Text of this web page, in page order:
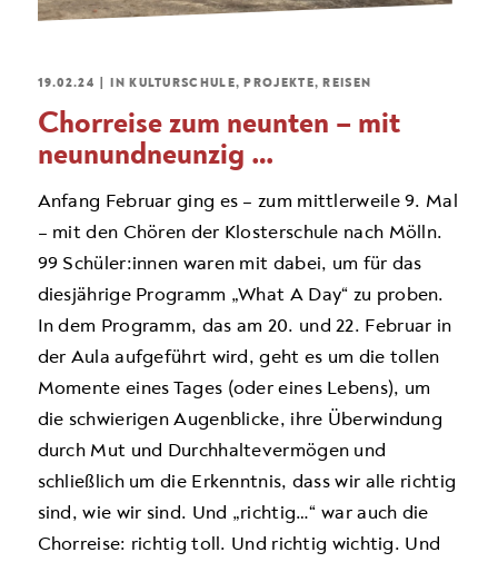
19.02.24 INKULTURSCHULE,PROJEKTE,REISEN
Chorreise zum neunten – mit
neunundneunzig …
Anfang Februar ging es – zum mittlerweile 9. Mal
– mit den Chören der Klosterschule nach Mölln.
99 Schüler:innen waren mit dabei, um für das
diesjährige Programm „What A Day“ zu proben.
In dem Programm, das am 20. und 22. Februar in
der Aula aufgeführt wird, geht es um die tollen
Momente eines Tages (oder eines Lebens), um
die schwierigen Augenblicke, ihre Überwindung
durch Mut und Durchhaltevermögen und
schließlich um die Erkenntnis, dass wir alle richtig
sind, wie wir sind. Und „richtig…“ war auch die
Chorreise: richtig toll. Und richtig wichtig. Und